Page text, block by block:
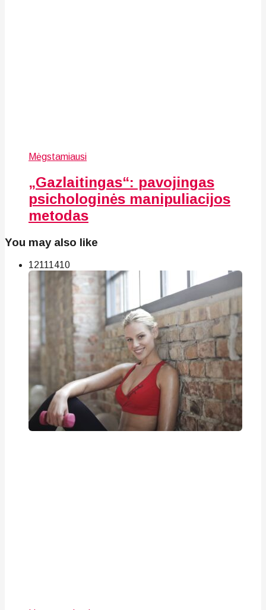
Mėgstamiausi
„Gazlaitingas“: pavojingas
psichologinės manipuliacijos
metodas
You may also like
121 11410